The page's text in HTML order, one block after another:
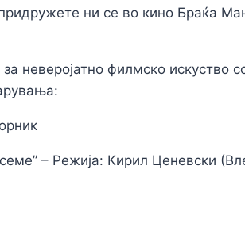
ни се во кино Браќа
неверојатно филмско искуство
– Режија: Кирил Ценевски